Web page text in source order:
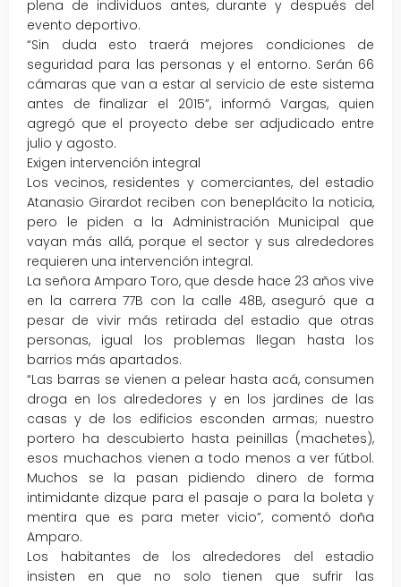
plena de individuos antes, durante y después del
evento deportivo.
“Sin duda esto traerá mejores condiciones de
seguridad para las personas y el entorno. Serán 66
cámaras que van a estar al servicio de este sistema
antes de finalizar el 2015”, informó Vargas, quien
agregó que el proyecto debe ser adjudicado entre
julio y agosto.
Exigen intervención integral
Los vecinos, residentes y comerciantes, del estadio
Atanasio Girardot reciben con beneplácito la noticia,
pero le piden a la Administración Municipal que
vayan más allá, porque el sector y sus alrededores
requieren una intervención integral.
La señora Amparo Toro, que desde hace 23 años vive
en la carrera 77B con la calle 48B, aseguró que a
pesar de vivir más retirada del estadio que otras
personas, igual los problemas llegan hasta los
barrios más apartados.
“Las barras se vienen a pelear hasta acá, consumen
droga en los alrededores y en los jardines de las
casas y de los edificios esconden armas; nuestro
portero ha descubierto hasta peinillas (machetes),
esos muchachos vienen a todo menos a ver fútbol.
Muchos se la pasan pidiendo dinero de forma
intimidante dizque para el pasaje o para la boleta y
mentira que es para meter vicio”, comentó doña
Amparo.
Los habitantes de los alrededores del estadio
insisten en que no solo tienen que sufrir las